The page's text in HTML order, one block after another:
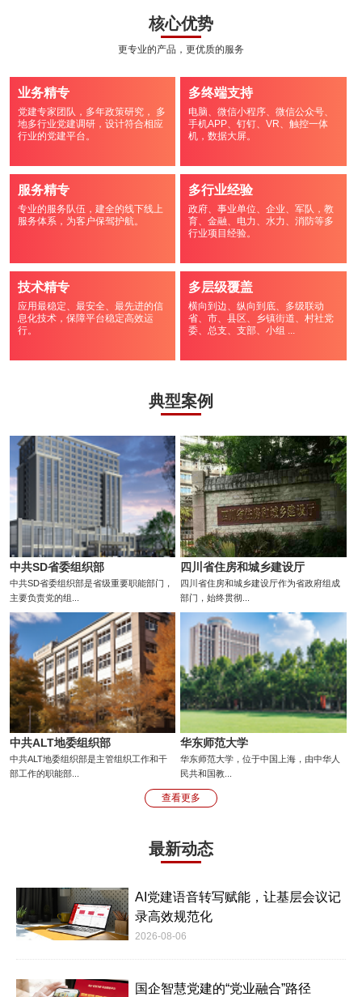
核心优势
更专业的产品，更优质的服务
业务精专
党建专家团队，多年政策研究， 多
地多行业党建调研，设计符合相应
行业的党建平台。
多终端支持
电脑、微信小程序、微信公众号、
手机APP、钉钉、VR、触控一体
机，数据大屏。
服务精专
专业的服务队伍，建全的线下线上
服务体系，为客户保驾护航。
多行业经验
政府、事业单位、企业、军队，教
育、金融、电力、水力、消防等多
行业项目经验。
技术精专
应用最稳定、最安全、最先进的信
息化技术，保障平台稳定高效运
行。
多层级覆盖
横向到边、纵向到底、多级联动
省、市、县区、乡镇街道、村社党
委、总支、支部、小组 ...
典型案例
中共SD省委组织部
中共SD省委组织部是省级重要职能部门，
主要负责党的组...
四川省住房和城乡建设厅
四川省住房和城乡建设厅作为省政府组成
部门，始终贯彻...
中共ALT地委组织部
中共ALT地委组织部是主管组织工作和干
部工作的职能部...
华东师范大学
华东师范大学，位于中国上海，由中华人
民共和国教...
查看更多
最新动态
AI党建语音转写赋能，让基层会议记
录高效规范化
2026-08-06
国企智慧党建的“党业融合”路径